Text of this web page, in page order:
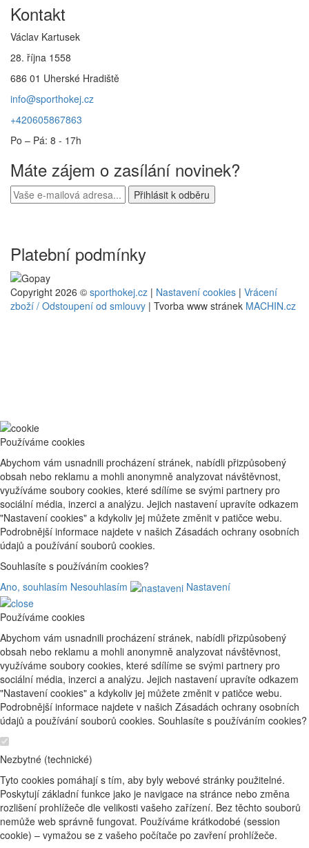
Kontakt
Václav Kartusek
28. října 1558
686 01 Uherské Hradiště
info@sporthokej.cz
+420605867863
Po – Pá: 8 - 17h
Máte zájem o zasílání novinek?
Platební podmínky
Copyright 2026 © sporthokej.cz | Nastavení cookies | Vrácení
zboží / Odstoupení od smlouvy | Tvorba www stránek MACHIN.cz
Používáme cookies
Abychom vám usnadnili procházení stránek, nabídli přizpůsobený
obsah nebo reklamu a mohli anonymně analyzovat návštěvnost,
využíváme soubory cookies, které sdílíme se svými partnery pro
sociální média, inzerci a analýzu. Jejich nastavení upravíte odkazem
"Nastavení cookies" a kdykoliv jej můžete změnit v patičce webu.
Podrobnější informace najdete v našich Zásadách ochrany osobních
údajů a používání souborů cookies.
Souhlasíte s používáním cookies?
Ano, souhlasím Nesouhlasím Nastavení
Používáme cookies
Abychom vám usnadnili procházení stránek, nabídli přizpůsobený
obsah nebo reklamu a mohli anonymně analyzovat návštěvnost,
využíváme soubory cookies, které sdílíme se svými partnery pro
sociální média, inzerci a analýzu. Jejich nastavení upravíte odkazem
"Nastavení cookies" a kdykoliv jej můžete změnit v patičce webu.
Podrobnější informace najdete v našich Zásadách ochrany osobních
údajů a používání souborů cookies. Souhlasíte s používáním cookies?
Nezbytné (technické)
Tyto cookies pomáhají s tím, aby byly webové stránky použitelné.
Poskytují základní funkce jako je navigace na stránce nebo změna
rozlišení prohlížeče dle velikosti vašeho zařízení. Bez těchto souborů
nemůže web správně fungovat. Používáme krátkodobé (session
cookie) – vymažou se z vašeho počítače po zavření prohlížeče.